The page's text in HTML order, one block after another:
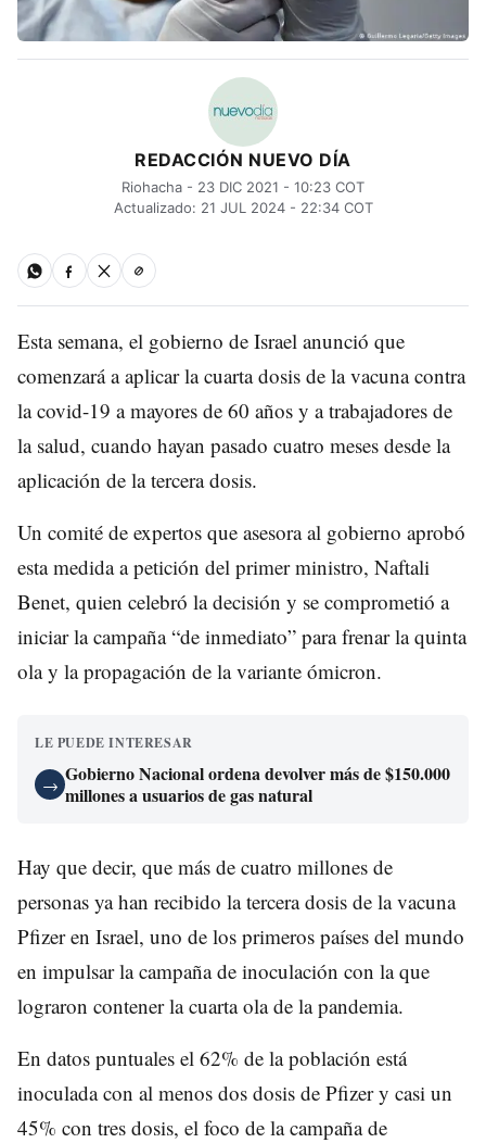
REDACCIÓN NUEVO DÍA
Riohacha - 23 DIC 2021 - 10:23 COT
Actualizado: 21 JUL 2024 - 22:34 COT
Esta semana, el gobierno de Israel anunció que
comenzará a aplicar la cuarta dosis de la vacuna contra
la covid-19 a mayores de 60 años y a trabajadores de
la salud, cuando hayan pasado cuatro meses desde la
aplicación de la tercera dosis.
Un comité de expertos que asesora al gobierno aprobó
esta medida a petición del primer ministro, Naftali
Benet, quien celebró la decisión y se comprometió a
iniciar la campaña “de inmediato” para frenar la quinta
ola y la propagación de la variante ómicron.
LE PUEDE INTERESAR
→ Gobierno Nacional ordena devolver más de $150.000
millones a usuarios de gas natural
Hay que decir, que más de cuatro millones de
personas ya han recibido la tercera dosis de la vacuna
Pfizer en Israel, uno de los primeros países del mundo
en impulsar la campaña de inoculación con la que
lograron contener la cuarta ola de la pandemia.
En datos puntuales el 62% de la población está
inoculada con al menos dos dosis de Pfizer y casi un
45% con tres dosis, el foco de la campaña de